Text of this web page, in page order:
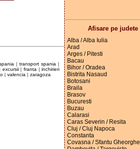
| transport spania |
excursii| franta |inchirieri
| valencia | zaragoza
Afisare pe judete
Alba / Alba Iulia
Arad
Arges / Pitesti
Bacau
Bihor / Oradea
Bistrita Nasaud
Botosani
Braila
Brasov
Bucuresti
Buzau
Calarasi
Caras Severin / Resita
Cluj / Cluj Napoca
Constanta
Covasna / Sfantu Gheorghe